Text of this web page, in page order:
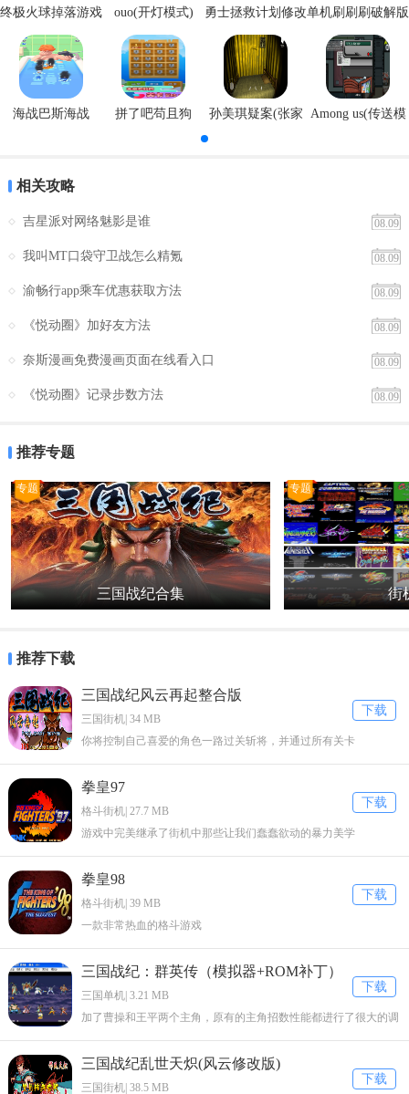
终极火球掉落游戏
ouo(开灯模式)
勇士拯救计划修改单机刷刷刷破解版
海战巴斯海战 拼了吧苟且狗
孙美琪疑案(张家 Among us(传送模
相关攻略
08.09
吉星派对网络魅影是谁
08.09
我叫MT口袋守卫战怎么精氪
08.09
渝畅行app乘车优惠获取方法
08.09
《悦动圈》加好友方法
08.09
奈斯漫画免费漫画页面在线看入口
08.09
《悦动圈》记录步数方法
推荐专题
专题
三国战纪合集
专题
街
推荐下载
下载
三国战纪风云再起整合版
三国街机| 34 MB
你将控制自己喜爱的角色一路过关斩将，并通过所有关卡
下载
拳皇97
格斗街机| 27.7 MB
游戏中完美继承了街机中那些让我们蠢蠢欲动的暴力美学
下载
拳皇98
格斗街机| 39 MB
一款非常热血的格斗游戏
下载
三国战纪：群英传（模拟器+ROM补丁）
三国单机| 3.21 MB
加了曹操和王平两个主角，原有的主角招数性能都进行了很大的调
下载
三国战纪乱世天炽(风云修改版)
三国街机| 38.5 MB